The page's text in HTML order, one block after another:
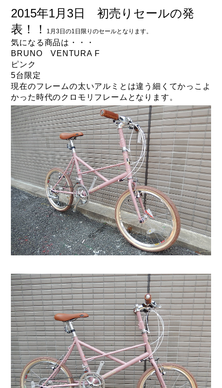
KUWAHARA（クワハラ）
MASI（マージ）
PASHLEY（パシュレー）
RITEWAY（ライトウェイ）
tern（ターン）
tern Crest
tern SURGE
tern SURGE PRO
tern SURGE UNO
マルイのかわいいキャップ
2015年1月3日 初売りセールの発
表！！
1月3日の1日限りのセールとなります。
気になる商品は・・・
BRUNO VENTURA F
ピンク
5台限定
現在のフレームの太いアルミとは違う細くてかっこよ
かった時代のクロモリフレームとなります。